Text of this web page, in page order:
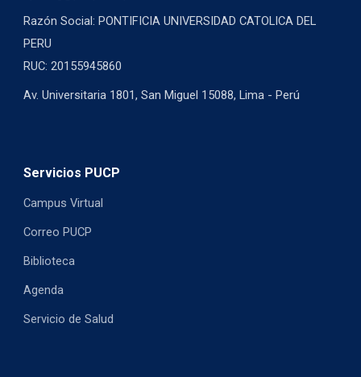
Razón Social: PONTIFICIA UNIVERSIDAD CATOLICA DEL
PERU
RUC: 20155945860
Av. Universitaria 1801, San Miguel 15088, Lima - Perú
Servicios PUCP
Campus Virtual
Correo PUCP
Biblioteca
Agenda
Servicio de Salud